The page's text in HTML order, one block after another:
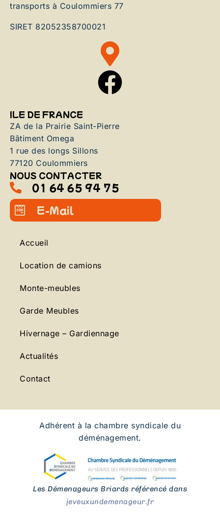
transports à Coulommiers 77
SIRET 82052358700021
ILE DE FRANCE
ZA de la Prairie Saint-Pierre
Bâtiment Omega
1 rue des longs Sillons
77120 Coulommiers
NOUS CONTACTER
01 64 65 94 75
E-Mail
Accueil
Location de camions
Monte-meubles
Garde Meubles
Hivernage – Gardiennage
Actualités
Contact
Adhérent à la chambre syndicale du
déménagement.
Les Démenageurs Briards référencé dans
jeveuxundemenageur.fr